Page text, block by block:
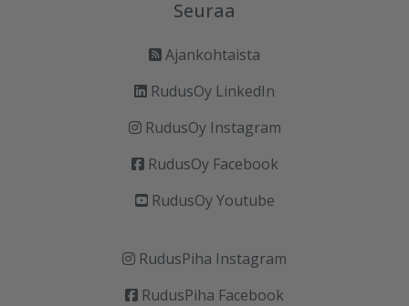
Seuraa
Ajankohtaista
RudusOy LinkedIn
RudusOy Instagram
RudusOy Facebook
RudusOy Youtube
RudusPiha Instagram
RudusPiha Facebook